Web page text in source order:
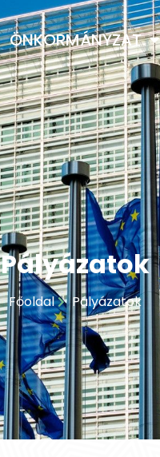
ÖNKORMÁNYZAT
Pályázatok
Főoldal Pályázatok